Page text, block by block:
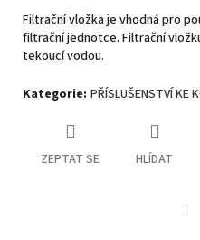
Filtrační vložka je vhodná pro
filtrační jednotce. Filtrační
tekoucí vodou.
Kategorie: PŘÍSLUŠENSTVÍ KE
ZEPTAT SE HLÍDAT